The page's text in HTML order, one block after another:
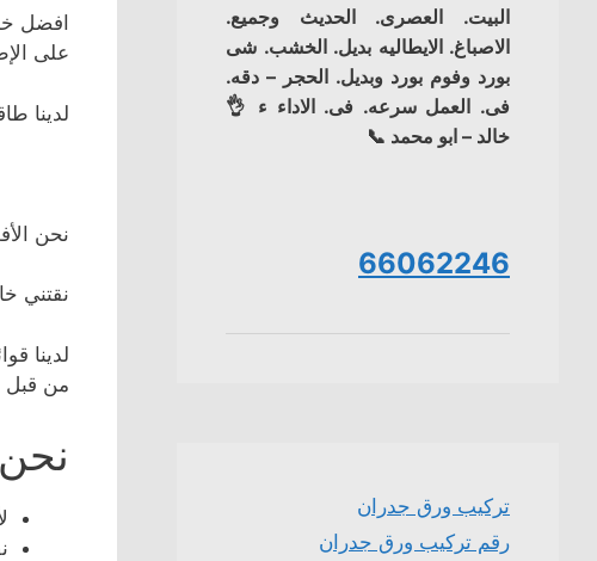
افضل
على
لدينا
نحن
نقتني
لدينا
من قبل
البيت. العصرى. الحديث وجميع.
الاصباغ. الايطاليه بديل. الخشب. شى
بورد وفوم بورد وبديل. الحجر – دقه.
فى. العمل سرعه. فى. الاداء ء 👌
خالد – ابو محمد 📞
66062246
تركيب ورق جدران
رقم تركيب ورق جدران